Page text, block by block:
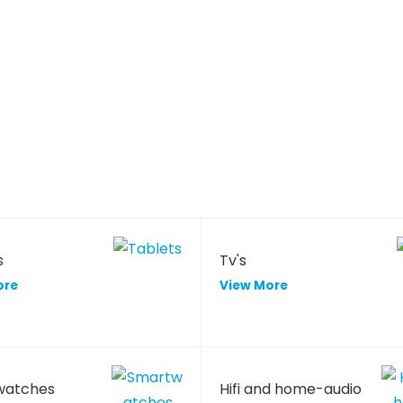
Tv's
View More
Hifi and home-audio